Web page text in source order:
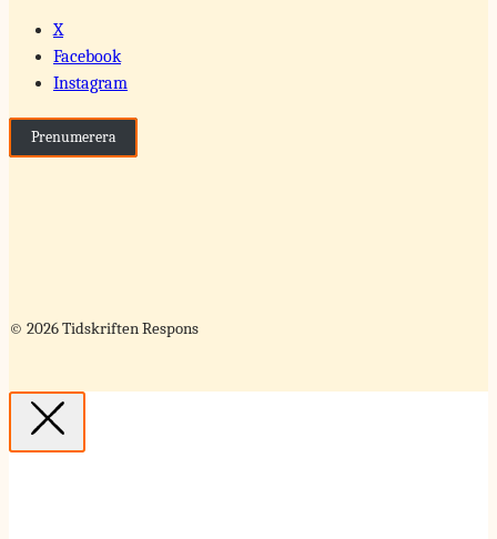
X
Facebook
Instagram
Prenumerera
© 2026 Tidskriften Respons